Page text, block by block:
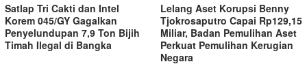
Satlap Tri Cakti dan Intel
Korem 045/GY Gagalkan
Penyelundupan 7,9 Ton Bijih
Timah Ilegal di Bangka
Lelang Aset Korupsi Benny
Tjokrosaputro Capai Rp129,15
Miliar, Badan Pemulihan Aset
Perkuat Pemulihan Kerugian
Negara